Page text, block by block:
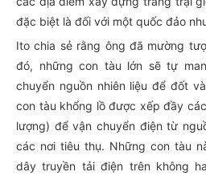
đặc biệt là đối với một quốc đảo
Ito chia sẻ rằng ông đã mường
đó, những con tàu lớn sẽ tự
chuyển nguồn nhiên liệu để đốt
con tàu khổng lồ được xếp đầy
lượng) để vận chuyển điện từ
các nơi tiêu thụ. Những con tàu
dây truyền tải điện trên không